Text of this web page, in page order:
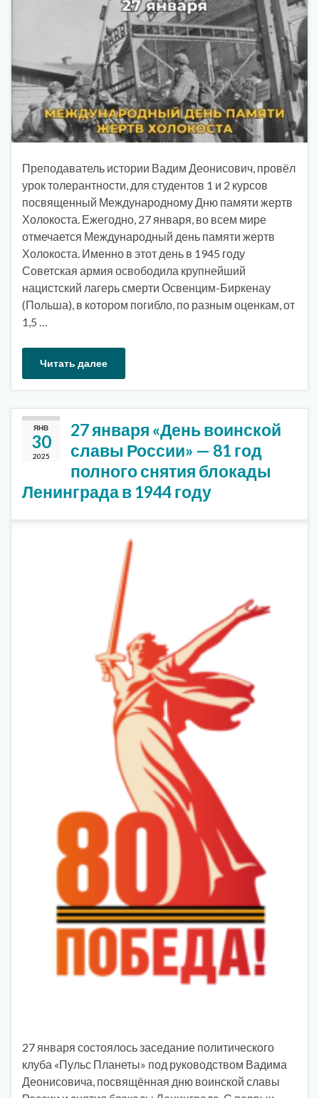
Преподаватель истории Вадим Деонисович, провёл
урок толерантности, для студентов 1 и 2 курсов
посвященный Международному Дню памяти жертв
Холокоста. Ежегодно, 27 января, во всем мире
отмечается Международный день памяти жертв
Холокоста. Именно в этот день в 1945 году
Советская армия освободила крупнейший
нацистский лагерь смерти Освенцим-Биркенау
(Польша), в котором погибло, по разным оценкам, от
1,5 …
Читать далее
ЯНВ
30
2025
27 января «День воинской
славы России» — 81 год
полного снятия блокады
Ленинграда в 1944 году
27 января состоялось заседание политического
клуба «Пульс Планеты» под руководством Вадима
Деонисовича, посвящённая дню воинской славы